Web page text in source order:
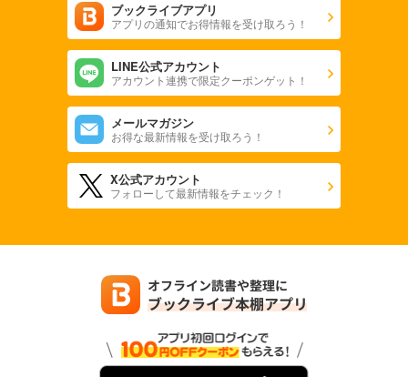
ブックライブアプリ
アプリの通知でお得情報を受け取ろう！
LINE公式アカウント
アカウント連携で限定クーポンゲット！
メールマガジン
お得な最新情報を受け取ろう！
X公式アカウント
フォローして最新情報をチェック！